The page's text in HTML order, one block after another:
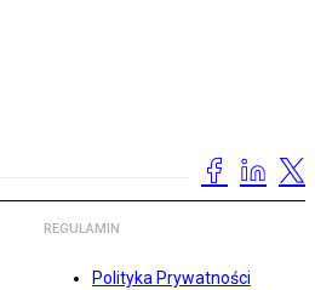
REGULAMIN
Polityka Prywatności